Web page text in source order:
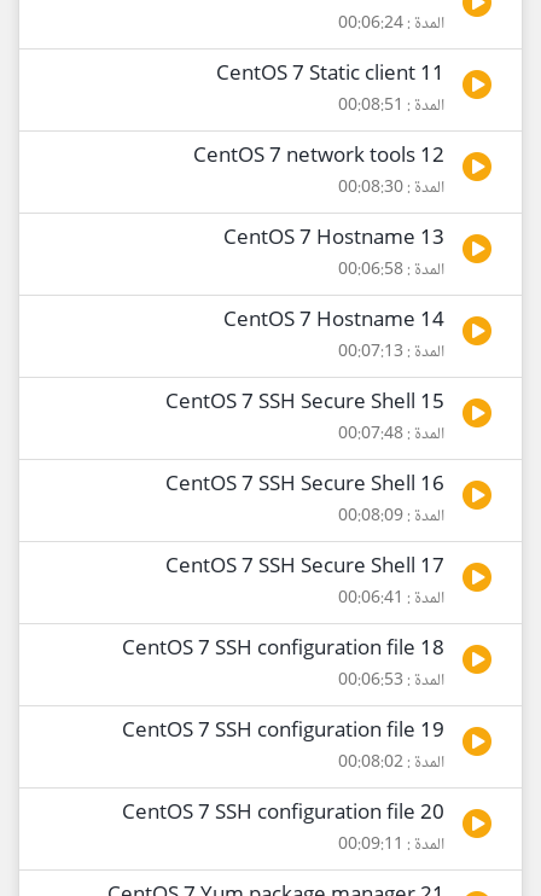
المدة : 00:06:24
11 CentOS 7 Static client
المدة : 00:08:51
12 CentOS 7 network tools
المدة : 00:08:30
13 CentOS 7 Hostname
المدة : 00:06:58
14 CentOS 7 Hostname
المدة : 00:07:13
15 CentOS 7 SSH Secure Shell
المدة : 00:07:48
16 CentOS 7 SSH Secure Shell
المدة : 00:08:09
17 CentOS 7 SSH Secure Shell
المدة : 00:06:41
18 CentOS 7 SSH configuration file
المدة : 00:06:53
19 CentOS 7 SSH configuration file
المدة : 00:08:02
20 CentOS 7 SSH configuration file
المدة : 00:09:11